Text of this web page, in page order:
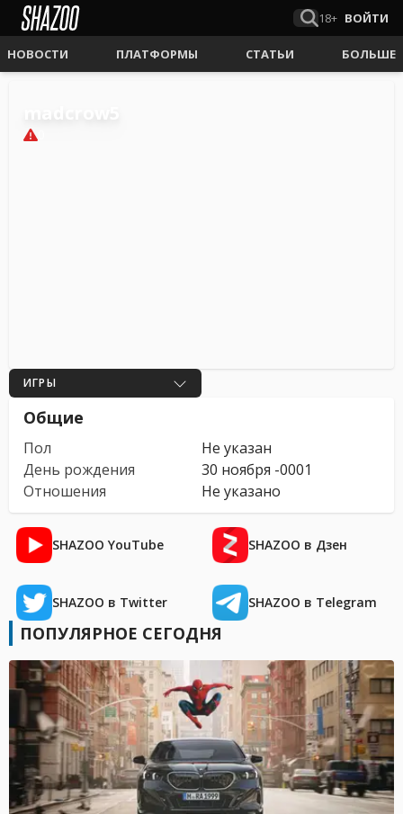
18+ ВОЙТИ
НОВОСТИ ПЛАТФОРМЫ СТАТЬИ БОЛЬШЕ
ИГРЫ
Общие
Пол
Не указан
День рождения
30 ноября -0001
Отношения
Не указано
SHAZOO YouTube SHAZOO в Дзен
SHAZOO в Twitter SHAZOO в Telegram
ПОПУЛЯРНОЕ СЕГОДНЯ